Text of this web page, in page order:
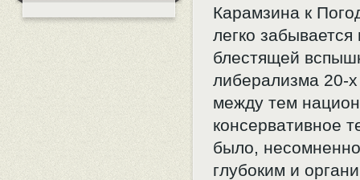
Карамзина к
легко
блестящей
либерализма 20-
между тем
консервативное
было,
глубоким и